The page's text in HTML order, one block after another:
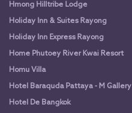
Hmong Hilltribe Lodge
Holiday Inn & Suites Rayong
Holiday Inn Express Rayong
Home Phutoey River Kwai Resort
Homu Villa
Hotel Baraquda Pattaya - M Gallery
Hotel De Bangkok